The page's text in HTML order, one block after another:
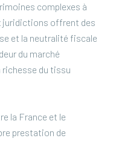
complexes à
juridictions offrent des
et la neutralité fiscale
du marché
richesse du tissu
la France et le
prestation de